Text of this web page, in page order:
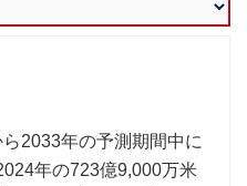
2033年の予測期間中に
年の723億9,000万米